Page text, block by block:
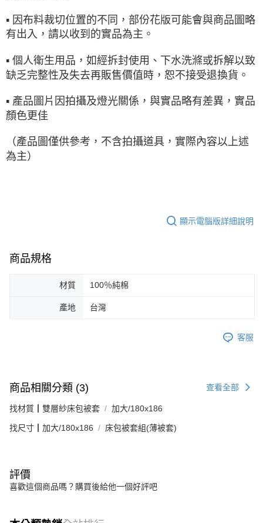
▪ 因布料裁切位置的不同，部份花版可能會與商品圖略
有出入，請以收到的實品為主。
▪ 個人衛生用品，如經拆封使用、下水洗滌或拆解以致
缺乏完整性及失去再販售價值時，恕不接受退換貨。
▪ 產品圖片因拍攝及燈光關係，與實品略有差異，實品
顏色更佳
（產品圖僅供參考，不含拍攝道具，實際內容以上述
為主）
顯示電腦版詳細說明
商品規格
材質 100％純棉
產地 台灣
客服
商品相關分類 (3) 查看全部
找材質┃雙層紗床包被套 加大/180x186
找尺寸┃加大/180x186 床包被套組(薄被套)
評價
喜歡這個商品嗎？購買後給他一個好評吧